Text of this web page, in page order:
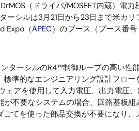
（ドライバ/MOSFET内蔵）電
ーシルは3月21日から23日まで米カ
Expo（APEC）のブース（ブース番
ターシルのR4™制御ループの高い性
準的なエンジニアリング設計フロ
アを使用して入力電圧、出力電圧
不要なシステムの場合、回路基板
てを使った部品交換が不要になり